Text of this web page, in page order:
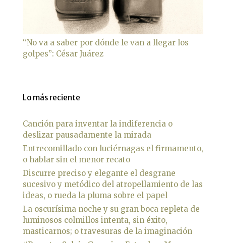
“No va a saber por dónde le van a llegar los
golpes”: César Juárez
Lo más reciente
Canción para inventar la indiferencia o
deslizar pausadamente la mirada
Entrecomillado con luciérnagas el firmamento,
o hablar sin el menor recato
Discurre preciso y elegante el desgrane
sucesivo y metódico del atropellamiento de las
ideas, o rueda la pluma sobre el papel
La oscurísima noche y su gran boca repleta de
luminosos colmillos intenta, sin éxito,
masticarnos; o travesuras de la imaginación